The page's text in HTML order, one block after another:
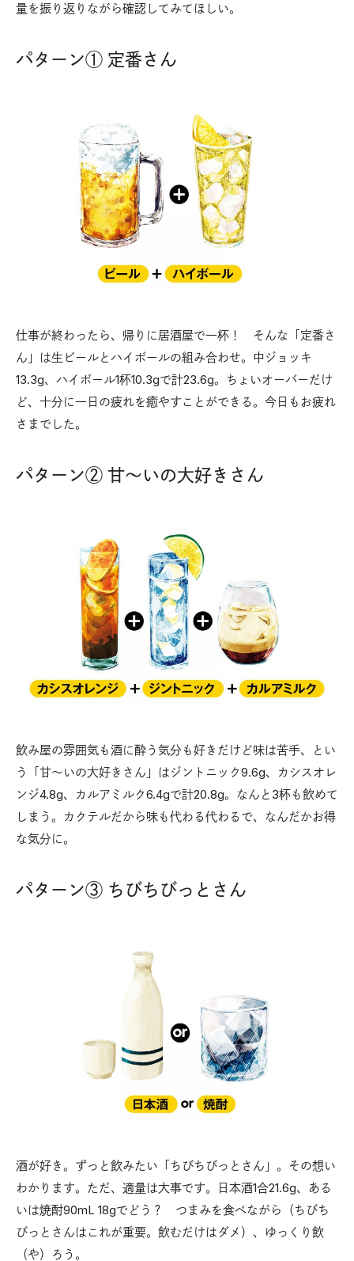
量を振り返りながら確認してみてほしい。
パターン① 定番さん
仕事が終わったら、帰りに居酒屋で一杯！ そんな「定番さ
ん」は生ビールとハイボールの組み合わせ。中ジョッキ
13.3g、ハイボール1杯10.3gで計23.6g。ちょいオーバーだけ
ど、十分に一日の疲れを癒やすことができる。今日もお疲れ
さまでした。
パターン② 甘～いの大好きさん
飲み屋の雰囲気も酒に酔う気分も好きだけど味は苦手、とい
う「甘～いの大好きさん」はジントニック9.6g、カシスオレ
ンジ4.8g、カルアミルク6.4gで計20.8g。なんと3杯も飲めて
しまう。カクテルだから味も代わる代わるで、なんだかお得
な気分に。
パターン③ ちびちびっとさん
酒が好き。ずっと飲みたい「ちびちびっとさん」。その想い
わかります。ただ、適量は大事です。日本酒1合21.6g、ある
いは焼酎90mL 18gでどう？ つまみを食べながら（ちびち
びっとさんはこれが重要。飲むだけはダメ）、ゆっくり飲
（や）ろう。